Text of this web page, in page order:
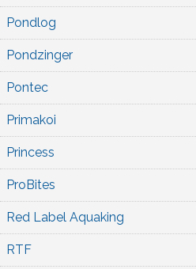
Pondlog
Pondzinger
Pontec
Primakoi
Princess
ProBites
Red Label Aquaking
RTF